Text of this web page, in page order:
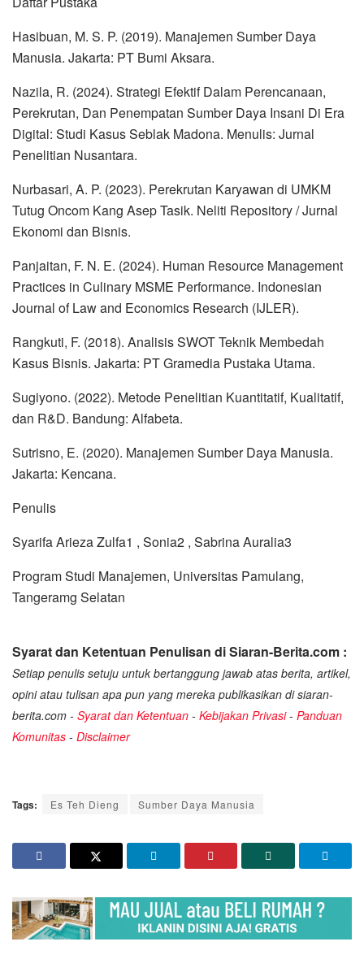
Hasibuan, M. S. P. (2019). Manajemen Sumber Daya
Manusia. Jakarta: PT Bumi Aksara.
Nazila, R. (2024). Strategi Efektif Dalam Perencanaan,
Perekrutan, Dan Penempatan Sumber Daya Insani Di Era
Digital: Studi Kasus Seblak Madona. Menulis: Jurnal
Penelitian Nusantara.
Nurbasari, A. P. (2023). Perekrutan Karyawan di UMKM
Tutug Oncom Kang Asep Tasik. Neliti Repository / Jurnal
Ekonomi dan Bisnis.
Panjaitan, F. N. E. (2024). Human Resource Management
Practices in Culinary MSME Performance. Indonesian
Journal of Law and Economics Research (IJLER).
Rangkuti, F. (2018). Analisis SWOT Teknik Membedah
Kasus Bisnis. Jakarta: PT Gramedia Pustaka Utama.
Sugiyono. (2022). Metode Penelitian Kuantitatif, Kualitatif,
dan R&D. Bandung: Alfabeta.
Sutrisno, E. (2020). Manajemen Sumber Daya Manusia.
Jakarta: Kencana.
Penulis
Syarifa Arieza Zulfa1 , Sonia2 , Sabrina Auralia3
Program Studi Manajemen, Universitas Pamulang,
Tangeramg Selatan
Syarat dan Ketentuan Penulisan di Siaran-Berita.com :
Setiap penulis setuju untuk bertanggung jawab atas berita, artikel,
opini atau tulisan apa pun yang mereka publikasikan di siaran-
berita.com - Syarat dan Ketentuan - Kebijakan Privasi- Panduan
Komunitas - Disclaimer
Tags: Es Teh Dieng Sumber Daya Manusia